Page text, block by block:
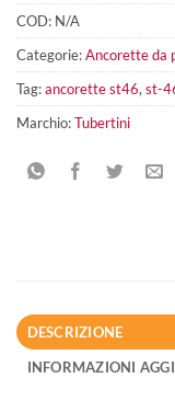
COD: N/A
Categorie:Ancorette da
Tag:ancorette st46, st-
Marchio:Tubertini
DESCRIZIONE
INFORMAZIONI